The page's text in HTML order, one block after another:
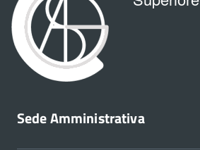
Sede Amministrativa